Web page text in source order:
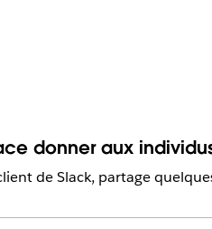
donner aux
de Slack, partage